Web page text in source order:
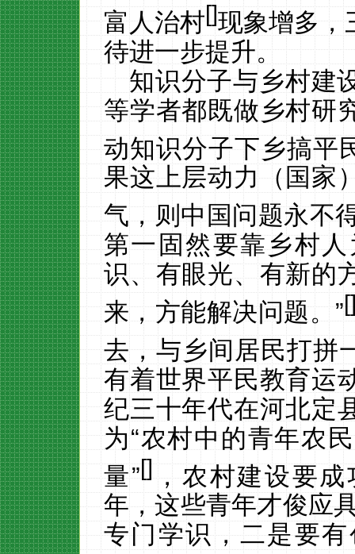
富人治村[]现象增多，
待进一步提升。
知识分子与乡村建
等学者都既做乡村研
动知识分子下乡搞平
果这上层动力（国家
气，则中国问题永不
第一固然要靠乡村
识、有眼光、有新的
来，方能解决问题。”[
去，与乡间居民打拼
有着世界平民教育运
纪三十年代在河北定
为“农村中的青年农
量”[]，农村建设要成
年，这些青年才俊应
专门学识，二是要